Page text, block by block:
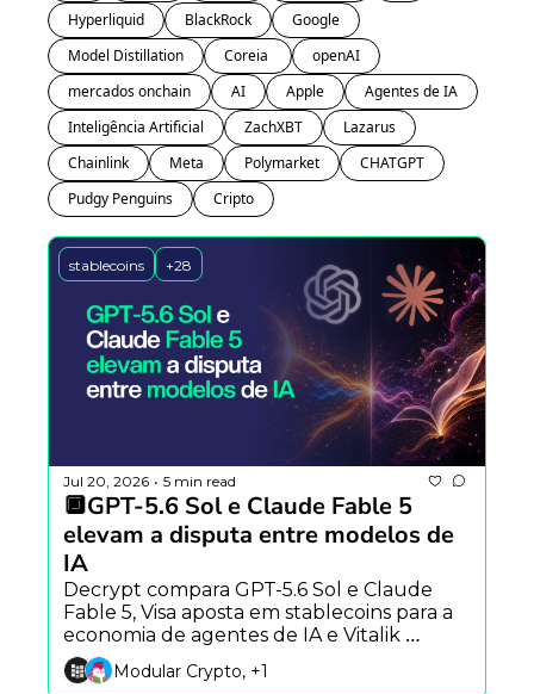
Hyperliquid
BlackRock
Google
Model Distillation
openAI
mercados onchain
AI Apple
Agentes de IA
Inteligência Artificial
ZachXBT
Lazarus
Chainlink
Meta Polymarket
CHATGPT
Pudgy Penguins
Cripto
stablecoins +28
Jul 20, 2026 • 5 min read
🔲GPT-5.6 Sol e Claude Fable 5
elevam a disputa entre modelos de
IA
Decrypt compara GPT-5.6 Sol e Claude
Fable 5, Visa aposta em stablecoins para a
economia de agentes de IA e Vitalik
Buterin apresenta mural anônimo na
Aztec.Modular Crypto, +1